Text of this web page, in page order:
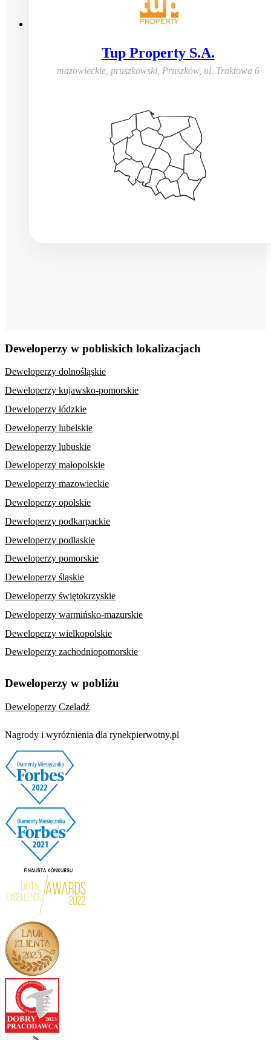
Tup Property S.A.
mazowieckie, pruszkowski, Pruszków, ul. Traktowa 6
Deweloperzy w pobliskich lokalizacjach
Deweloperzy dolnośląskie
Deweloperzy kujawsko-pomorskie
Deweloperzy łódzkie
Deweloperzy lubelskie
Deweloperzy lubuskie
Deweloperzy małopolskie
Deweloperzy mazowieckie
Deweloperzy opolskie
Deweloperzy podkarpackie
Deweloperzy podlaskie
Deweloperzy pomorskie
Deweloperzy śląskie
Deweloperzy świętokrzyskie
Deweloperzy warmińsko-mazurskie
Deweloperzy wielkopolskie
Deweloperzy zachodniopomorskie
Deweloperzy w pobliżu
Deweloperzy Czeladź
Nagrody i wyróżnienia dla rynekpierwotny.pl